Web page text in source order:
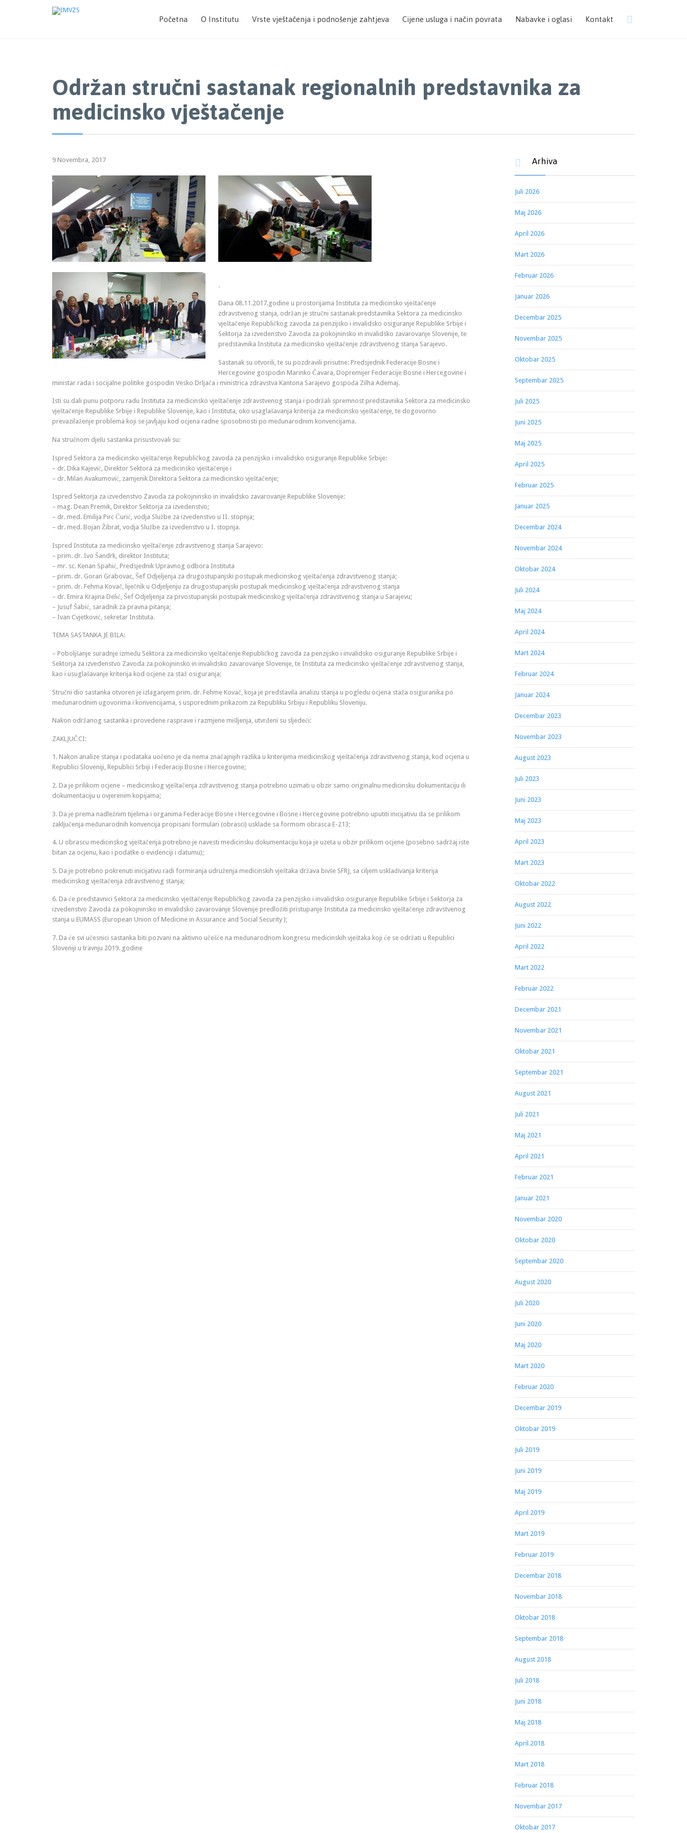
Početna O Institutu Vrste vještačenja i podnošenje zahtjeva Cijene usluga i način povrata Nabavke i oglasi Kontakt 
Održan stručni sastanak regionalnih predstavnika za
medicinsko vještačenje
9 Novembra, 2017
.
Dana 08.11.2017.godine u prostorijama Instituta za medicinsko vještačenje
zdravstvenog stanja, održan je stručni sastanak predstavnika Sektora za medicinsko
vještačenje Republičkog zavoda za penzijsko i invalidsko osiguranje Republike Srbije i
Sektorja za izvedenstvo Zavoda za pokojninsko in invalidsko zavarovanje Slovenije, te
predstavnika Instituta za medicinsko vještačenje zdravstvenog stanja Sarajevo.
Sastanak su otvorili, te su pozdravili prisutne: Predsjednik Federacije Bosne i
Hercegovine gospodin Marinko Čavara, Dopremijer Federacije Bosne i Hercegovine i
ministar rada i socijalne politike gospodin Vesko Drljača i ministrica zdravstva Kantona Sarajevo gospođa Zilha Ademaj.
Isti su dali punu potporu radu Instituta za medicinsko vještačenje zdravstvenog stanja i podržali spremnost predstavnika Sektora za medicinsko
vještačenje Republike Srbije i Republike Slovenije, kao i Instituta, oko usaglašavanja kriterija za medicinsko vještačenje, te dogovorno
prevazilaženje problema koji se javljaju kod ocjena radne sposobnosti po međunarodnim konvencijama.
Na stručnom djelu sastanka prisustvovali su:
Ispred Sektora za medicinsko vještačenje Republičkog zavoda za penzijsko i invalidsko osiguranje Republike Srbije:
– dr. Dika Kajević, Direktor Sektora za medicinsko vještačenje i
– dr. Milan Avakumović, zamjenik Direktora Sektora za medicinsko vještačenje;
Ispred Sektorja za izvedenstvo Zavoda za pokojninsko in invalidsko zavarovanje Republike Slovenije:
– mag. Dean Premik, Direktor Sektorja za izvedenstvo;
– dr. med. Emilija Pirc Ćurić, vodja Službe za izvedenstvo u II. stopnja;
– dr. med. Bojan Žibrat, vodja Službe za izvedenstvo u I. stopnja.
Ispred Instituta za medicinsko vještačenje zdravstvenog stanja Sarajevo:
– prim. dr. Ivo Šandrk, direktor Instituta;
– mr. sc. Kenan Spahić, Predsjednik Upravnog odbora Instituta
– prim. dr. Goran Grabovac, Šef Odjeljenja za drugostupanjski postupak medicinskog vještačenja zdravstvenog stanja;
– prim. dr. Fehma Kovač, liječnik u Odjeljenju za drugostupanjski postupak medicinskog vještačenja zdravstvenog stanja
– dr. Emira Krajina Delić, Šef Odjeljenja za prvostupanjski postupak medicinskog vještačenja zdravstvenog stanja u Sarajevu;
– Jusuf Šabić, saradnik za pravna pitanja;
– Ivan Cvjetković, sekretar Instituta.
TEMA SASTANKA JE BILA:
– Poboljšanje suradnje između Sektora za medicinsko vještačenje Republičkog zavoda za penzijsko i invalidsko osiguranje Republike Srbije i
Sektorja za izvedenstvo Zavoda za pokojninsko in invalidsko zavarovanje Slovenije, te Instituta za medicinsko vještačenje zdravstvenog stanja,
kao i usuglašavanje kriterija kod ocjene za staž osiguranja;
Stručni dio sastanka otvoren je izlaganjem prim. dr. Fehme Kovač, koja je predstavila analizu stanja u pogledu ocjena staža osiguranika po
međunarodnim ugovorima i konvencijama, s usporednim prikazom za Republiku Srbiju i Republiku Sloveniju.
Nakon održanog sastanka i provedene rasprave i razmjene mišljenja, utvrđeni su sljedeći:
ZAKLJUČCI:
1. Nakon analize stanja i podataka uočeno je da nema značajnijih razlika u kriterijima medicinskog vještačenja zdravstvenog stanja, kod ocjena u
Republici Sloveniji, Republici Srbiji i Federaciji Bosne i Hercegovine;
2. Da je prilikom ocjene – medicinskog vještačenja zdravstvenog stanja potrebno uzimati u obzir samo originalnu medicinsku dokumentaciju ili
dokumentaciju u ovjerenim kopijama;
3. Da je prema nadležnim tijelima i organima Federacije Bosne i Hercegovine i Bosne i Hercegovine potrebno uputiti inicijativu da se prilikom
zaključenja međunarodnih konvencija propisani formulari (obrasci) usklade sa formom obrasca E-213;
4. U obrascu medicinskog vještačenja potrebno je navesti medicinsku dokumentaciju koja je uzeta u obzir prilikom ocjene (posebno sadržaj iste
bitan za ocjenu, kao i podatke o evidenciji i datumu);
5. Da je potrebno pokrenuti inicijativu radi formiranja udruženja medicinskih vještaka država bivše SFRJ, sa ciljem usklađivanja kriterija
medicinskog vještačenja zdravstvenog stanja;
6. Da će predstavnici Sektora za medicinsko vještačenje Republičkog zavoda za penzijsko i invalidsko osiguranje Republike Srbije i Sektorja za
izvedenstvo Zavoda za pokojninsko in invalidsko zavarovanje Slovenije predložiti pristupanje Instituta za medicinsko vještačenje zdravstvenog
stanja u EUMASS (European Union of Medicine in Assurance and Social Security );
7. Da će svi učesnici sastanka biti pozvani na aktivno učešće na međunarodnom kongresu medicinskih vještaka koji će se održati u Republici
Sloveniji u travnju 2019. godine
 Arhiva
Juli 2026
Maj 2026
April 2026
Mart 2026
Februar 2026
Januar 2026
Decembar 2025
Novembar 2025
Oktobar 2025
Septembar 2025
Juli 2025
Juni 2025
Maj 2025
April 2025
Februar 2025
Januar 2025
Decembar 2024
Novembar 2024
Oktobar 2024
Juli 2024
Maj 2024
April 2024
Mart 2024
Februar 2024
Januar 2024
Decembar 2023
Novembar 2023
August 2023
Juli 2023
Juni 2023
Maj 2023
April 2023
Mart 2023
Oktobar 2022
August 2022
Juni 2022
April 2022
Mart 2022
Februar 2022
Decembar 2021
Novembar 2021
Oktobar 2021
Septembar 2021
August 2021
Juli 2021
Maj 2021
April 2021
Februar 2021
Januar 2021
Novembar 2020
Oktobar 2020
Septembar 2020
August 2020
Juli 2020
Juni 2020
Maj 2020
Mart 2020
Februar 2020
Decembar 2019
Oktobar 2019
Juli 2019
Juni 2019
Maj 2019
April 2019
Mart 2019
Februar 2019
Decembar 2018
Novembar 2018
Oktobar 2018
Septembar 2018
August 2018
Juli 2018
Juni 2018
Maj 2018
April 2018
Mart 2018
Februar 2018
Novembar 2017
Oktobar 2017